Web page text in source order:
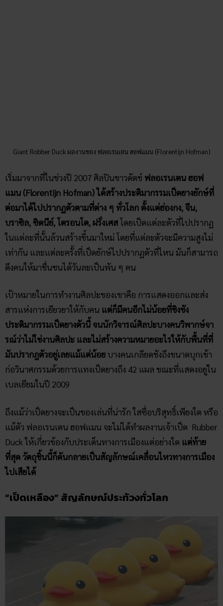
Giant Robber Duck ผลงานของ ฟลอเรนเตน ฮอฟแมน (Florentijn Hofman)
เริ่มมาจากที่ในช่วงปี 2007 ศิลปินชาวดัตช์ ฟลอเรนเตน ฮอฟ
แมน (Florentijn Hofman) ได้สร้างประติมากรรมเป็ดยางยักษ์ที่
ต่อมาได้ไปปรากฏตัวตามที่ต่าง ๆ ทั่วโลก ตั้งแต่ฮ่องกง, จีน,
บราซิล, ซิดนีย์, โตรอนโต, ฝรั่งเศสโดยเป็ดแต่ละตัวที่ไปปรากฏ
ในแต่ละที่นั้นล้วนสร้างขึ้นมาใหม่ โดยที่แต่ละตัวจะมีความสูงไม่
เท่ากัน และแต่ละครั้งที่เป็ดยักษ์ไปปรากฏตัวที่ไหน มันก็สามารถ
ดึงคนให้มาชื่นชนได้วันละเป็นพัน ๆ คน
เป้าหมายในการทำงานศิลปะของเขาคือ การแสดงออกและส่ง
สารแห่งการเยียวยาให้กับคน แต่ก็มีคนอีกไม่น้อยที่ชิงชัง
ประติมากรรมเป็ดยางตัวนี้ จนนักวิจารณ์ศิลปะบางคนวิพากษ์จา
รณ์ว่าไม่ใช่งานศิลปะ และไม่สร้างความหมายอะไรให้กับพื้นที่ที่
มันปรากฎตัวอยู่เลยแม้แต่น้อย บางคนเกลียดชังถึงขนาดบุกเข้า
ก่อวินาศกรรมด้วยการแทงเป็ดยางถึง 42 แผล ขณะที่แสดงอยู่ใน
เบลเยียมในปี 2009
ถึงแม้ว่าเป็ดยางจะเป็นของเล่นที่น่ารัก ใสซื่อบริสุทธิ์เพียงใด หรือ
แม้ตัว ฟลอเรนเตน ฮอฟแมน จะไม่ได้ทำผลงานเจ้าเป็ด Rubber
Duck ให้เกี่ยวข้องกับประเด็นทางการเมืองแต่อย่างใด แต่ท้าย
ที่สุด วัตถุชิ้นนี้ก็ดันกลายเป็นสัญลักษณ์เคลื่อนไหวทางการเมือง
ไปเสียได้
“เป็ดเหลือง” สัญลักษณ์ประท้วงทั่วโลก